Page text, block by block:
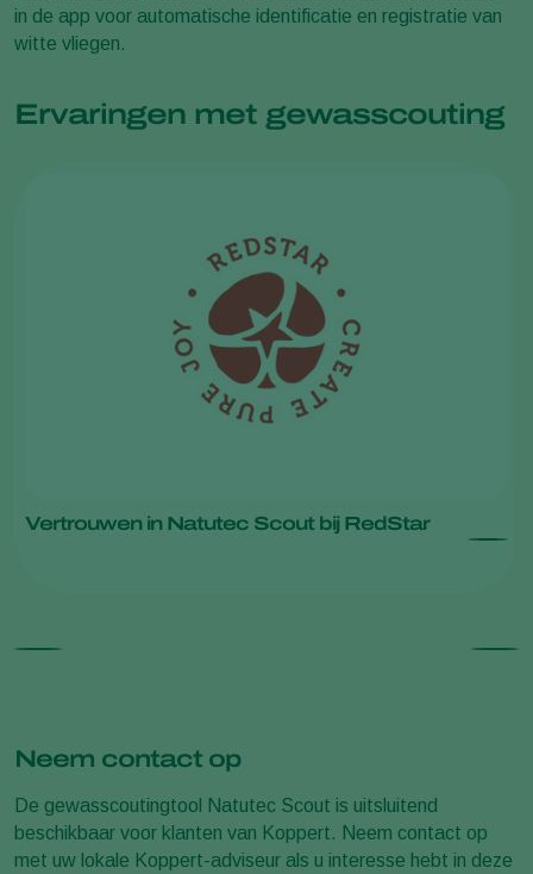
in de app voor automatische identificatie en registratie van
witte vliegen.
Ervaringen met gewasscouting
Vertrouwen in Natutec Scout bij RedStar
Neem contact op
De gewasscoutingtool Natutec Scout is uitsluitend
beschikbaar voor klanten van Koppert. Neem contact op
met uw lokale Koppert-adviseur als u interesse hebt in deze